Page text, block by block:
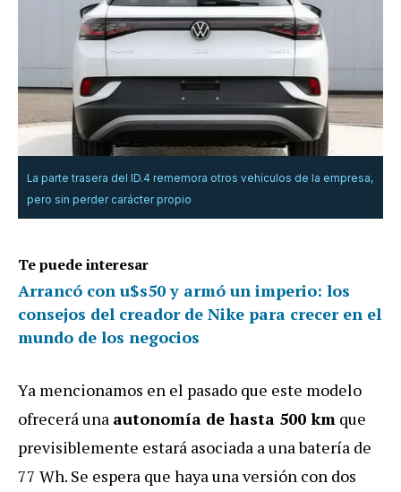
La parte trasera del ID.4 rememora otros vehículos de la empresa,
pero sin perder carácter propio
Te puede interesar
Arrancó con u$s50 y armó un imperio: los
consejos del creador de Nike para crecer en el
mundo de los negocios
Ya mencionamos en el pasado que este modelo
ofrecerá una autonomía de hasta 500 km que
previsiblemente estará asociada a una batería de
77 Wh. Se espera que haya una versión con dos